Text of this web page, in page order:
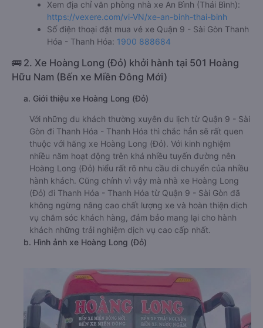
Xem địa chỉ văn phòng nhà xe An Bình (Thái Bình):
https://vexere.com/vi-VN/xe-an-binh-thai-binh
Số điện thoại đặt mua vé xe Quận 9 - Sài Gòn Thanh
Hóa - Thanh Hóa: 1900 888684
🚌 2. Xe Hoàng Long (Đỏ) khởi hành tại 501 Hoàng
Hữu Nam (Bến xe Miền Đông Mới)
a. Giới thiệu xe Hoàng Long (Đỏ)
Với những du khách thường xuyên du lịch từ Quận 9 - Sài
Gòn đi Thanh Hóa - Thanh Hóa thì chắc hẳn sẽ rất quen
thuộc với hãng xe Hoàng Long (Đỏ). Với kinh nghiệm
nhiều năm hoạt động trên khá nhiều tuyến đường nên
Hoàng Long (Đỏ) hiểu rất rõ nhu cầu di chuyển của nhiều
hành khách. Cũng chính vì vậy mà nhà xe Hoàng Long
(Đỏ) đi Thanh Hóa - Thanh Hóa từ Quận 9 - Sài Gòn đã
không ngừng nâng cao chất lượng xe và hoàn thiện dịch
vụ chăm sóc khách hàng, đảm bảo mang lại cho hành
khách những trải nghiệm dịch vụ cao cấp nhất.
b. Hình ảnh xe Hoàng Long (Đỏ)